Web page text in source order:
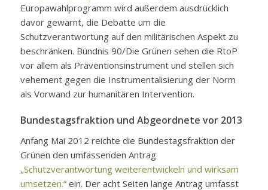
Europawahlprogramm wird außerdem ausdrücklich
davor gewarnt, die Debatte um die
Schutzverantwortung auf den militärischen Aspekt zu
beschränken. Bündnis 90/Die Grünen sehen die RtoP
vor allem als Präventionsinstrument und stellen sich
vehement gegen die Instrumentalisierung der Norm
als Vorwand zur humanitären Intervention.
Bundestagsfraktion und Abgeordnete vor 2013
Anfang Mai 2012 reichte die Bundestagsfraktion der
Grünen den umfassenden Antrag
„Schutzverantwortung weiterentwickeln und wirksam
umsetzen.“ein. Der acht Seiten lange Antrag umfasst